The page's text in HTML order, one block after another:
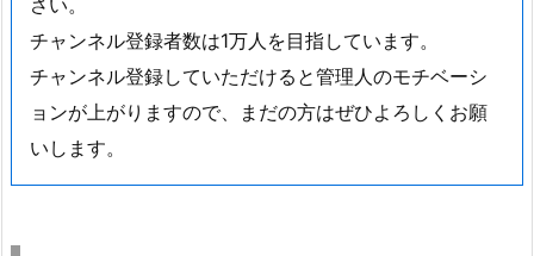
さい。
チャンネル登録者数は1万人を目指しています。
チャンネル登録していただけると管理人のモチベーシ
ョンが上がりますので、まだの方はぜひよろしくお願
いします。